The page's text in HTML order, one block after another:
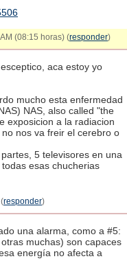
(08:15 horas) (responder)
aca estoy yo
mucho esta enfermedad
NAS, also called "the
exposicion a la radiacion
nos va freir el cerebro o
5 televisores en una
esas chucherias
responder)
una alarma, como a #5:
muchas) son capaces
energía no afecta a